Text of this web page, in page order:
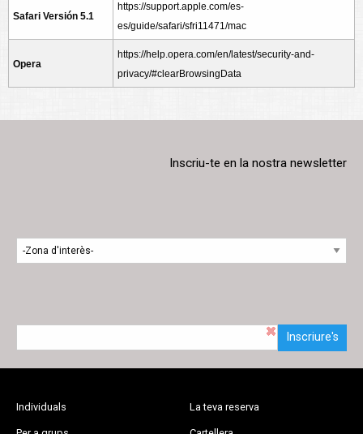
Safari Versión 5.1
https://support.apple.com/es-
es/guide/safari/sfri11471/mac
Opera
https://help.opera.com/en/latest/security-and-
privacy/#clearBrowsingData
Inscriu-te en la nostra newsletter
Inscriure's
Individuals La teva reserva